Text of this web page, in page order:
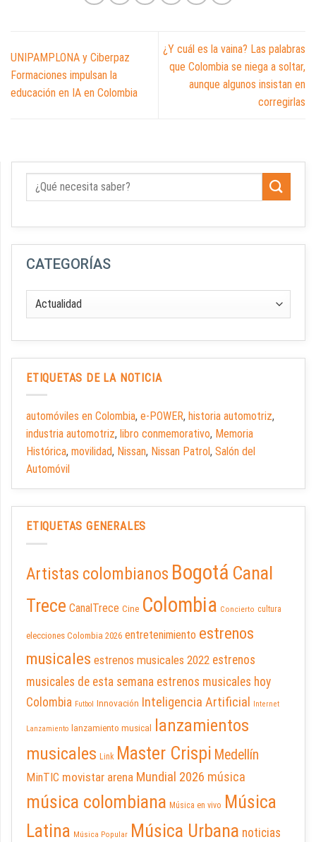
UNIPAMPLONA y Ciberpaz
Formaciones impulsan la
educación en IA en Colombia
¿Y cuál es la vaina? Las palabras
que Colombia se niega a soltar,
aunque algunos insistan en
corregirlas
CATEGORÍAS
ETIQUETAS DE LA NOTICIA
automóviles en Colombia, e-POWER, historia automotriz,
industria automotriz, libro conmemorativo, Memoria
Histórica, movilidad, Nissan, Nissan Patrol , Salón del
Automóvil
ETIQUETAS GENERALES
Artistas colombianos Bogotá Canal
Trece CanalTrece Cine Colombia Concierto cultura
elecciones Colombia 2026 entretenimiento estrenos
musicales estrenos musicales 2022 estrenos
musicales de esta semana estrenos musicales hoy
Colombia Futbol Innovación Inteligencia Artificial Internet
Lanzamiento lanzamiento musical
lanzamientos
musicales Link Master Crispi Medellín
MinTIC movistar arena Mundial 2026 música
música colombiana Música en vivo Música
Latina Música Popular Música Urbana noticias